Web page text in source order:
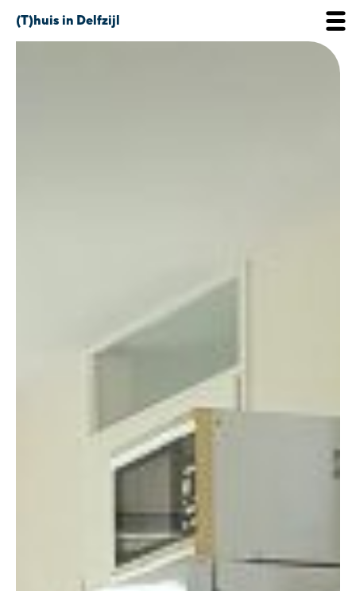
(T)huis in Delfzijl